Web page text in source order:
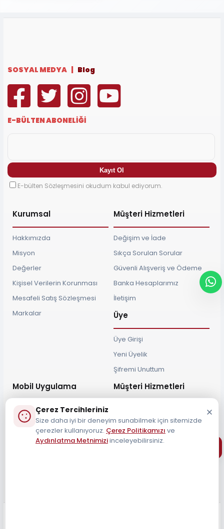
SOSYAL MEDYA | Blog
E-BÜLTEN ABONELİĞİ
E-bülten Sözleşmesini okudum kabul ediyorum.
Kurumsal
Hakkımızda
Misyon
Değerler
Kişisel Verilerin Korunması
Mesafeli Satış Sözleşmesi
Markalar
Müşteri Hizmetleri
Değişim ve İade
Sıkça Sorulan Sorular
Güvenli Alışveriş ve Ödeme
Banka Hesaplarımız
İletişim
Üye
Üye Girişi
Yeni Üyelik
Şifremi Unuttum
Mobil Uygulama Müşteri Hizmetleri
Müşteri Destek Hattı
Çerez Tercihleriniz
Size daha iyi bir deneyim sunabilmek için sitemizde
çerezler kullanıyoruz. Çerez Politikamızı ve
Aydınlatma Metnimiziinceleyebilirsiniz.